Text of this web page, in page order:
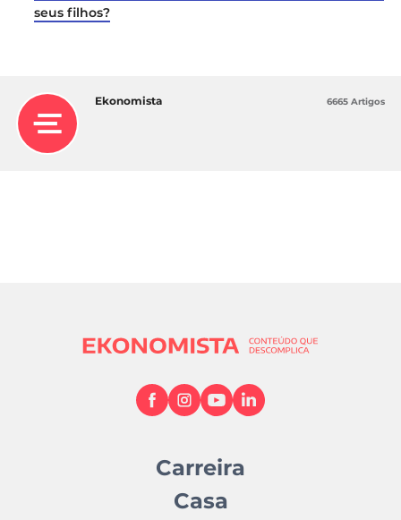
seus filhos?
Ekonomista 6665 Artigos
Carreira
Casa